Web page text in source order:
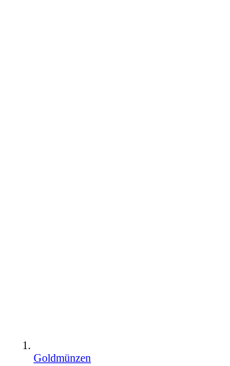
Goldmünzen